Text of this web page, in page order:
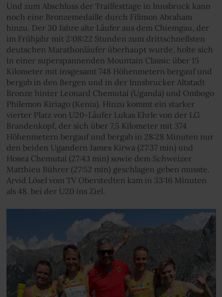
Und zum Abschluss der Trailfesttage in Innsbruck kann
noch eine Bronzemedaille durch Filimon Abraham
hinzu. Der 30 Jahre alte Läufer aus dem Chiemgau, der
im Frühjahr mit 2:08:22 Stunden zum drittschnellsten
deutschen Marathonläufer überhaupt wurde, holte sich
in einer superspannenden Mountain Classic über 15
Kilometer mit insgesamt 748 Höhenmetern bergauf und
bergab in den Bergen und in der Innsbrucker Altstadt
Bronze hinter Leonard Chemutai (Uganda) und Ombogo
Philemon Kiriago (Kenia). Hinzu kommt ein starker
vierter Platz von U20-Läufer Lukas Ehrle von der LG
Brandenkopf, der sich über 7,5 Kilometer mit 374
Höhenmetern bergauf und bergab in 28:28 Minuten nur
den beiden Ugandern James Kirwa (27:37 min) und
Hosea Chemutai (27:43 min) sowie dem Schweizer
Matthieu Bührer (27:52 min) geschlagen geben musste.
Arvid Lösel vom TV Oberstedten kam in 33:16 Minuten
als 48. bei der U20 ins Ziel.